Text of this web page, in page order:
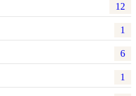
12
1
6
1